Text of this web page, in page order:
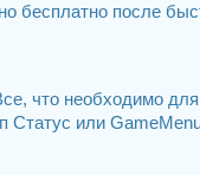
бесплатно после
что необходимо для
Статус или